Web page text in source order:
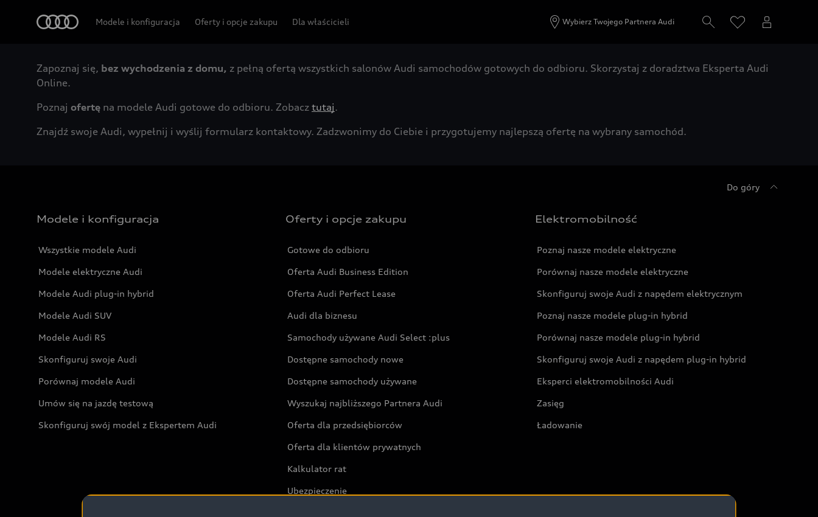
Modele i konfiguracja Oferty i opcje zakupu Dla właścicieli Wybierz Twojego Partnera Audi
Zapoznaj się, bez wychodzenia z domu, z pełną ofertą wszystkich salonów Audi samochodów gotowych do odbioru. Skorzystaj z doradztwa Eksperta Audi
Online.
Poznaj ofertę na modele Audi gotowe do odbioru. Zobacz tutaj.
Znajdź swoje Audi, wypełnij i wyślij formularz kontaktowy. Zadzwonimy do Ciebie i przygotujemy najlepszą ofertę na wybrany samochód.
Do góry
Modele i konfiguracja
Wszystkie modele Audi
Modele elektryczne Audi
Modele Audi plug-in hybrid
Modele Audi SUV
Modele Audi RS
Skonfiguruj swoje Audi
Porównaj modele Audi
Umów się na jazdę testową
Skonfiguruj swój model z Ekspertem Audi
Oferty i opcje zakupu
Gotowe do odbioru
Oferta Audi Business Edition
Oferta Audi Perfect Lease
Audi dla biznesu
Samochody używane Audi Select :plus
Dostępne samochody nowe
Dostępne samochody używane
Wyszukaj najbliższego Partnera Audi
Oferta dla przedsiębiorców
Oferta dla klientów prywatnych
Kalkulator rat
Ubezpieczenie
Elektromobilność
Poznaj nasze modele elektryczne
Porównaj nasze modele elektryczne
Skonfiguruj swoje Audi z napędem elektrycznym
Poznaj nasze modele plug-in hybrid
Porównaj nasze modele plug-in hybrid
Skonfiguruj swoje Audi z napędem plug-in hybrid
Eksperci elektromobilności Audi
Zasięg
Ładowanie